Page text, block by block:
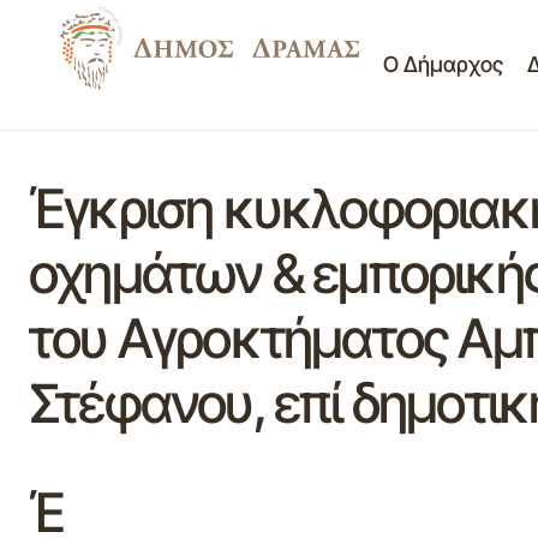
Ο Δήμαρχος
Έγκριση
οχημάτων &
του Αγροκτήματος
Στέφανου, επί
Έ